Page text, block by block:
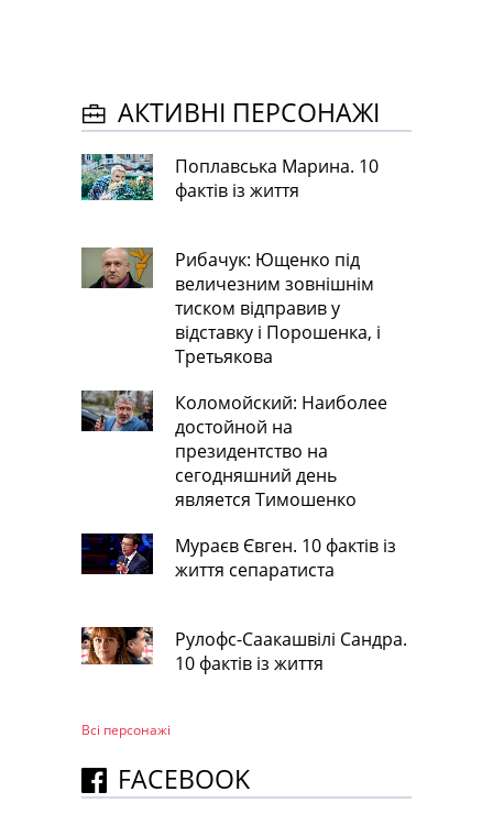
АКТИВНІ ПЕРСОНАЖІ
Поплавська Марина. 10
фактів із життя
Рибачук: Ющенко під
величезним зовнішнім
тиском відправив у
відставку і Порошенка, і
Третьякова
Коломойский: Наиболее
достойной на
президентство на
сегодняшний день
является Тимошенко
Мураєв Євген. 10 фактів із
життя сепаратиста
Рулофс-Саакашвілі Сандра.
10 фактів із життя
Всі персонажi
FACEBOOK